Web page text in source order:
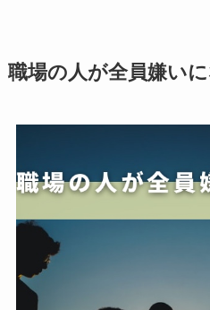
職場の人が全員嫌い